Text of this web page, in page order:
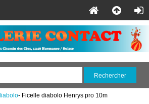
- Ficelle diabolo Henrys pro 10m